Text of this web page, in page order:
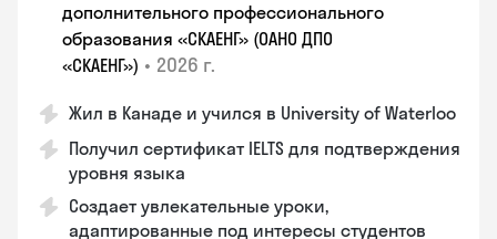
дополнительного профессионального
образования «СКАЕНГ» (ОАНО ДПО
«СКАЕНГ») • 2026 г.
Жил в Канаде и учился в University of Waterloo
Получил сертификат IELTS для подтверждения
уровня языка
Создает увлекательные уроки,
адаптированные под интересы студентов